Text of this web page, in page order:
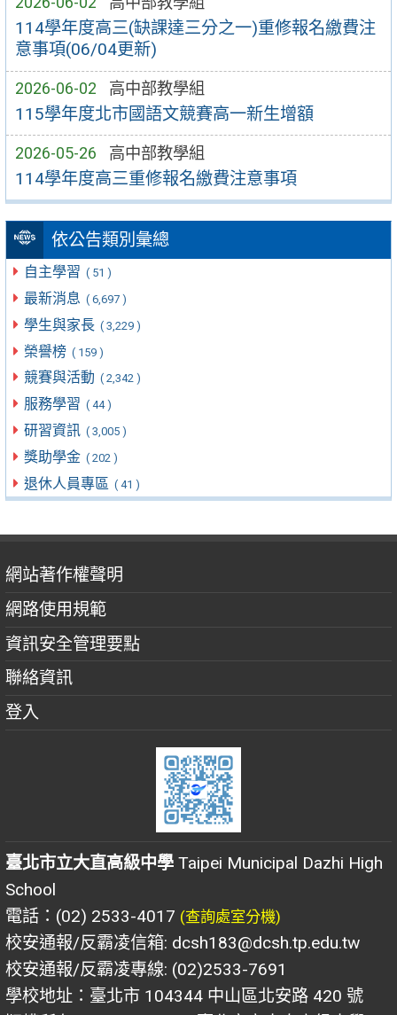
114學年度高三(缺課達三分之一)重修報名繳費注
意事項(06/04更新)
2026-06-02 高中部教學組
115學年度北市國語文競賽高一新生增額
2026-05-26 高中部教學組
114學年度高三重修報名繳費注意事項
依公告類別彙總
自主學習 ( 51 )
最新消息 ( 6,697 )
學生與家長 ( 3,229 )
榮譽榜 ( 159 )
競賽與活動 ( 2,342 )
服務學習 ( 44 )
研習資訊 ( 3,005 )
獎助學金 ( 202 )
退休人員專區 ( 41 )
網站著作權聲明
網路使用規範
資訊安全管理要點
聯絡資訊
登入
臺北市立大直高級中學 Taipei Municipal Dazhi High
School
電話：(02) 2533-4017 (查詢處室分機)
校安通報/反霸凌信箱: dcsh183@dcsh.tp.edu.tw
校安通報/反霸凌專線: (02)2533-7691
學校地址：臺北市 104344 中山區北安路 420 號